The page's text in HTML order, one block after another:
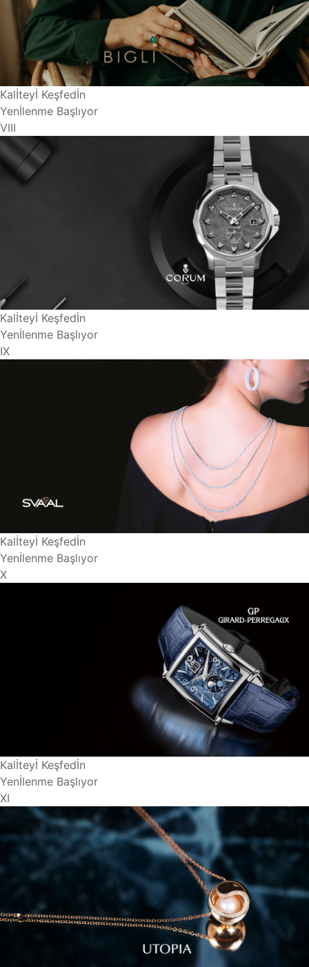
Kalİteyİ Keşfedİn
Yenİlenme Başlıyor
VIII
Kalİteyİ Keşfedİn
Yenİlenme Başlıyor
IX
Kalİteyİ Keşfedİn
Yenİlenme Başlıyor
X
Kalİteyİ Keşfedİn
Yenİlenme Başlıyor
XI